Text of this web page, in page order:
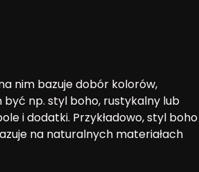
nim bazuje dobór kolorów,
np. styl boho, rustykalny lub
i dodatki. Przykładowo, styl boho
na naturalnych materiałach